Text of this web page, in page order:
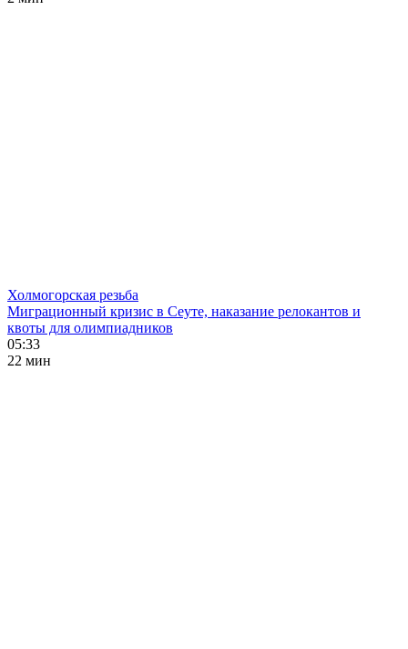
Холмогорская резьба
Миграционный кризис в Сеуте, наказание релокантов и
квоты для олимпиадников
05:33
22 мин